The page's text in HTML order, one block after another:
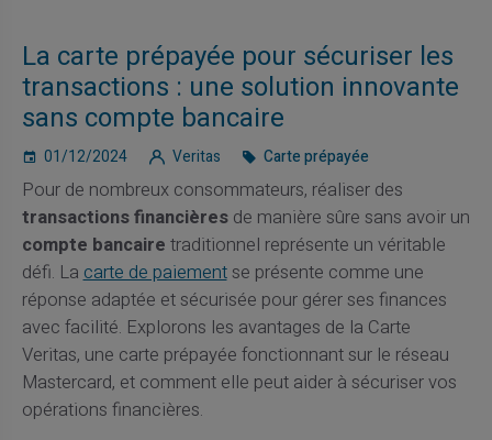
La carte prépayée pour sécuriser les
transactions : une solution innovante
sans compte bancaire
01/12/2024 Veritas Carte prépayée
Pour de nombreux consommateurs, réaliser des
transactions financièresde manière sûre sans avoir un
compte bancaire traditionnel représente un véritable
défi. Lacarte de paiementse présente comme une
réponse adaptée et sécurisée pour gérer ses finances
avec facilité. Explorons les avantages de la Carte
Veritas, une carte prépayée fonctionnant sur le réseau
Mastercard, et comment elle peut aider à sécuriser vos
opérations financières.